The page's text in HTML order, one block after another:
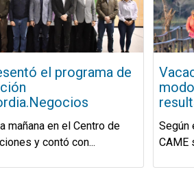
el programa de
mañana en el Centro de
y contó con...
Según
CAME